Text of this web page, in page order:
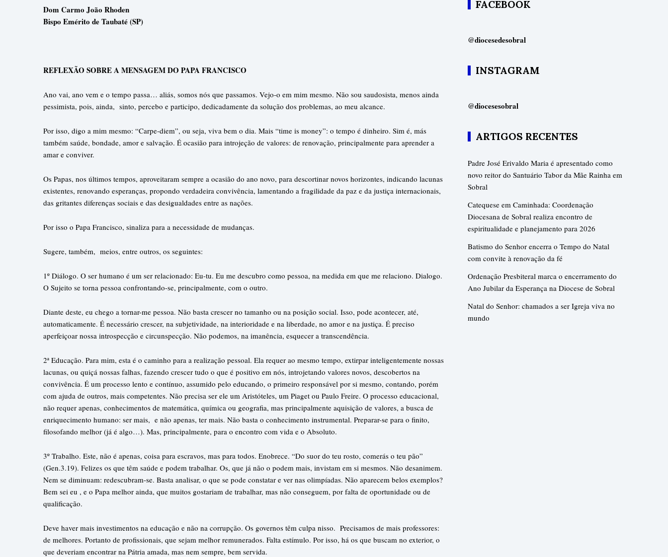
Dom Carmo João Rhoden
Bispo Emérito de Taubaté (SP)
REFLEXÃO SOBRE A MENSAGEM DO PAPA FRANCISCO
Ano vai, ano vem e o tempo passa… aliás, somos nós que passamos. Vejo-o em mim mesmo. Não sou saudosista, menos ainda
pessimista, pois, ainda, sinto, percebo e participo, dedicadamente da solução dos problemas, ao meu alcance.
Por isso, digo a mim mesmo: “Carpe-diem”, ou seja, viva bem o dia. Mais “time is money”: o tempo é dinheiro. Sim é, más
também saúde, bondade, amor e salvação. É ocasião para introjeção de valores: de renovação, principalmente para aprender a
amar e conviver.
Os Papas, nos últimos tempos, aproveitaram sempre a ocasião do ano novo, para descortinar novos horizontes, indicando lacunas
existentes, renovando esperanças, propondo verdadeira convivência, lamentando a fragilidade da paz e da justiça internacionais,
das gritantes diferenças sociais e das desigualdades entre as nações.
Por isso o Papa Francisco, sinaliza para a necessidade de mudanças.
Sugere, também, meios, entre outros, os seguintes:
1º Diálogo. O ser humano é um ser relacionado: Eu-tu. Eu me descubro como pessoa, na medida em que me relaciono. Dialogo.
O Sujeito se torna pessoa confrontando-se, principalmente, com o outro.
Diante deste, eu chego a tornar-me pessoa. Não basta crescer no tamanho ou na posição social. Isso, pode acontecer, até,
automaticamente. É necessário crescer, na subjetividade, na interioridade e na liberdade, no amor e na justiça. É preciso
aperfeiçoar nossa introspecção e circunspecção. Não podemos, na imanência, esquecer a transcendência.
2ª Educação. Para mim, esta é o caminho para a realização pessoal. Ela requer ao mesmo tempo, extirpar inteligentemente nossas
lacunas, ou quiçá nossas falhas, fazendo crescer tudo o que é positivo em nós, introjetando valores novos, descobertos na
convivência. É um processo lento e contínuo, assumido pelo educando, o primeiro responsável por si mesmo, contando, porém
com ajuda de outros, mais competentes. Não precisa ser ele um Aristóteles, um Piaget ou Paulo Freire. O processo educacional,
não requer apenas, conhecimentos de matemática, química ou geografia, mas principalmente aquisição de valores, a busca de
enriquecimento humano: ser mais, e não apenas, ter mais. Não basta o conhecimento instrumental. Preparar-se para o finito,
filosofando melhor (já é algo…). Mas, principalmente, para o encontro com vida e o Absoluto.
3º Trabalho. Este, não é apenas, coisa para escravos, mas para todos. Enobrece. “Do suor do teu rosto, comerás o teu pão”
(Gen.3.19). Felizes os que têm saúde e podem trabalhar. Os, que já não o podem mais, invistam em si mesmos. Não desanimem.
Nem se diminuam: redescubram-se. Basta analisar, o que se pode constatar e ver nas olimpíadas. Não aparecem belos exemplos?
Bem sei eu , e o Papa melhor ainda, que muitos gostariam de trabalhar, mas não conseguem, por falta de oportunidade ou de
qualificação.
Deve haver mais investimentos na educação e não na corrupção. Os governos têm culpa nisso. Precisamos de mais professores:
de melhores. Portanto de profissionais, que sejam melhor remunerados. Falta estímulo. Por isso, há os que buscam no exterior, o
que deveriam encontrar na Pátria amada, mas nem sempre, bem servida.
FACEBOOK
@diocesedesobral
INSTAGRAM
@diocesesobral
ARTIGOS RECENTES
Padre José Erivaldo Maria é apresentado como
novo reitor do Santuário Tabor da Mãe Rainha em
Sobral
Catequese em Caminhada: Coordenação
Diocesana de Sobral realiza encontro de
espiritualidade e planejamento para 2026
Batismo do Senhor encerra o Tempo do Natal
com convite à renovação da fé
Ordenação Presbiteral marca o encerramento do
Ano Jubilar da Esperança na Diocese de Sobral
Natal do Senhor: chamados a ser Igreja viva no
mundo